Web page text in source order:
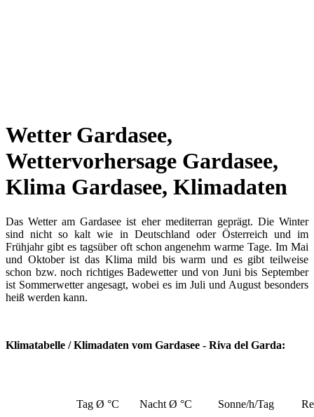
Wetter Gardasee,
Wettervorhersage Gardasee,
Klima Gardasee, Klimadaten
Das Wetter am Gardasee ist eher mediterran geprägt. Die Winter
sind nicht so kalt wie in Deutschland oder Österreich und im
Frühjahr gibt es tagsüber oft schon angenehm warme Tage. Im Mai
und Oktober ist das Klima mild bis warm und es gibt teilweise
schon bzw. noch richtiges Badewetter und von Juni bis September
ist Sommerwetter angesagt, wobei es im Juli und August besonders
heiß werden kann.
Klimatabelle / Klimadaten vom Gardasee - Riva del Garda:
Tag Ø °C Nacht Ø °C Sonne/h/Tag